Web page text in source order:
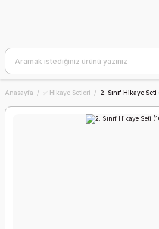
Anasayfa ✅ Hikaye Setleri 2. Sınıf Hikaye